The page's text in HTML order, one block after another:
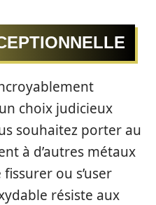
choix judicieux
souhaitez porter au
à d’autres métaux
ou s’user
résiste aux